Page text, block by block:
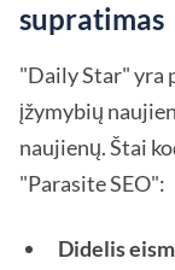
supratimas
"Daily Star" yra
įžymybių
naujienų. Štai
"Parasite SEO":
Didelis